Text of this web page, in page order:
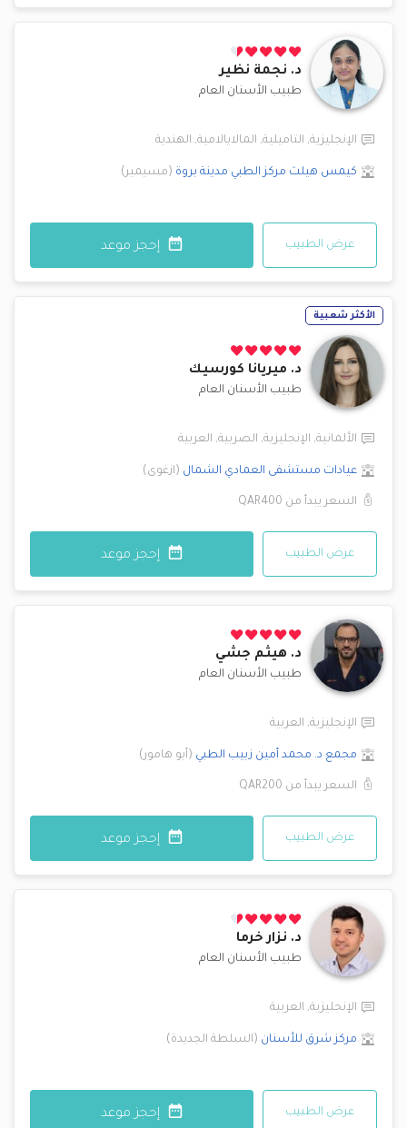
د. نجمة نظير
طبيب الأسنان العام
الإنجليزية, التاميلية, المالايالامية, الهندية
كيمس هيلث مركز الطبي مدينة بروة (مسيمير)
عرض الطبيب إحجز موعد
الأكثر شعبية
د. ميريانا كورسيك
طبيب الأسنان العام
الألمانية, الإنجليزية, الصربية, العربية
عيادات مستشفى العمادي الشمال (ازغوى)
السعر يبدأ من QAR400
عرض الطبيب إحجز موعد
د. هيثم جشي
طبيب الأسنان العام
الإنجليزية, العربية
مجمع د. محمد أمين زبيب الطبي (أبو هامور)
السعر يبدأ من QAR200
عرض الطبيب إحجز موعد
د. نزار خرما
طبيب الأسنان العام
الإنجليزية, العربية
مركز شرق للأسنان (السلطة الجديدة)
عرض الطبيب إحجز موعد